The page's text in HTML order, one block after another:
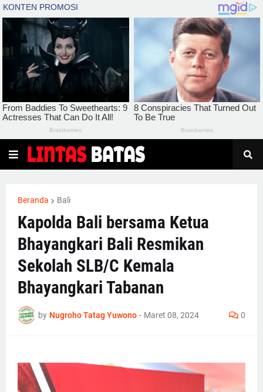
Beranda Bali
Kapolda Bali bersama Ketua
Bhayangkari Bali Resmikan
Sekolah SLB/C Kemala
Bhayangkari Tabanan
by Nugroho Tatag Yuwono - Maret 08, 2024 0